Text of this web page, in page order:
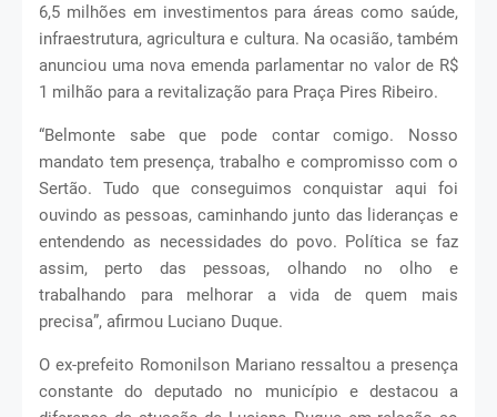
6,5 milhões em investimentos para áreas como saúde,
infraestrutura, agricultura e cultura. Na ocasião, também
anunciou uma nova emenda parlamentar no valor de R$
1 milhão para a revitalização para Praça Pires Ribeiro.
“Belmonte sabe que pode contar comigo. Nosso
mandato tem presença, trabalho e compromisso com o
Sertão. Tudo que conseguimos conquistar aqui foi
ouvindo as pessoas, caminhando junto das lideranças e
entendendo as necessidades do povo. Política se faz
assim, perto das pessoas, olhando no olho e
trabalhando para melhorar a vida de quem mais
precisa”, afirmou Luciano Duque.
O ex-prefeito Romonilson Mariano ressaltou a presença
constante do deputado no município e destacou a